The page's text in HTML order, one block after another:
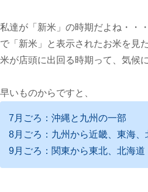
私達が「新米」の時期だよね・・
で「新米」と表示されたお米を見
米が店頭に出回る時期って、気候
早いものからですと、
7月ごろ：沖縄と九州の一部
8月ごろ：九州から近畿、東海、
9月ごろ：関東から東北、北海道